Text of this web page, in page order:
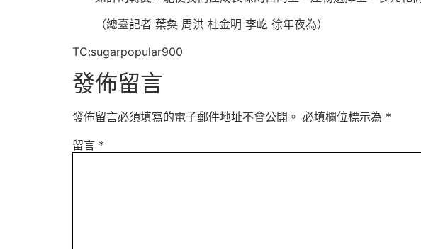
（總臺記者 葉奐 周洪 杜金明 李屹 徐年夜為）
TC:sugarpopular900
發佈留言
發佈留言必須填寫的電子郵件地址不會公開。 必填欄位標示為 *
留言 *